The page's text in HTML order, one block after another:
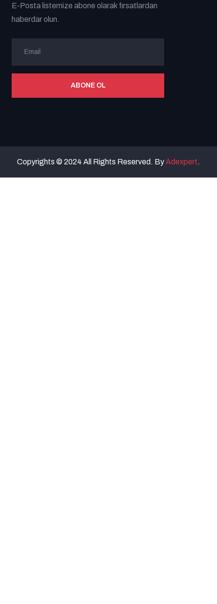
E-Posta listemize abone olarak fırsatlardan
haberdar olun.
ABONE OL
Copyrights © 2024 All Rights Reserved. ByAdexpert.